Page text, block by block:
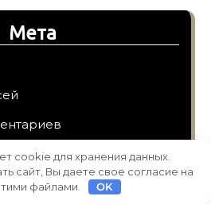
Мета
cookie для хранения данных.
сайт, Вы даете свое согласие на
файлами.
OK